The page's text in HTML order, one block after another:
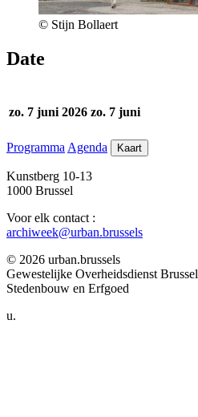
© Stijn Bollaert
Date
zo. 7 juni 2026 zo. 7 juni
Programma Agenda Kaart
Kunstberg 10-13
1000 Brussel
Voor elk contact :
archiweek@urban.brussels
© 2026 urban.brussels
Gewestelijke Overheidsdienst Brussel
Stedenbouw en Erfgoed
u.